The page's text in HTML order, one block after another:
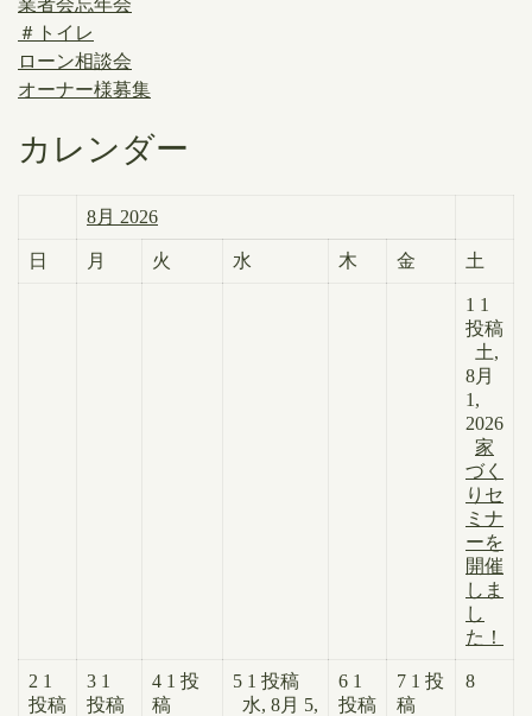
業者会忘年会
＃トイレ
ローン相談会
オーナー様募集
カレンダー
8月 2026
日 月 火 水 木 金 土
1 1
投稿
土,
8月
1,
2026
家
づく
りセ
ミナ
ーを
開催
しま
し
た！
2 1
投稿
3 1
投稿
4 1 投
稿
5 1 投稿
水, 8月 5,
6 1
投稿
7 1 投
稿
8